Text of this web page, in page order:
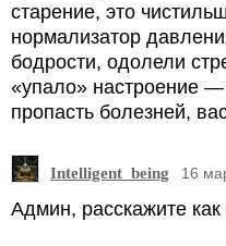
старение, это
нормализатор
бодрости, одолели
«упало» настроение
пропасть болезней,
Intelligent_being 16
Админ, расскажите